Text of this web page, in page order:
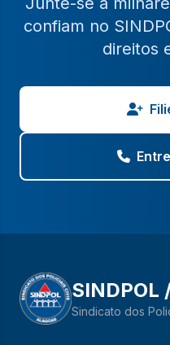
confiam no
direitos
SINDPOL
Sindicato dos